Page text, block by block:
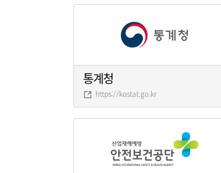
통계청
https://kostat.go.kr